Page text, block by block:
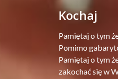
Kochaj
Pamiętaj o tym
Pomimo
Pamiętaj o tym
zakochać się w